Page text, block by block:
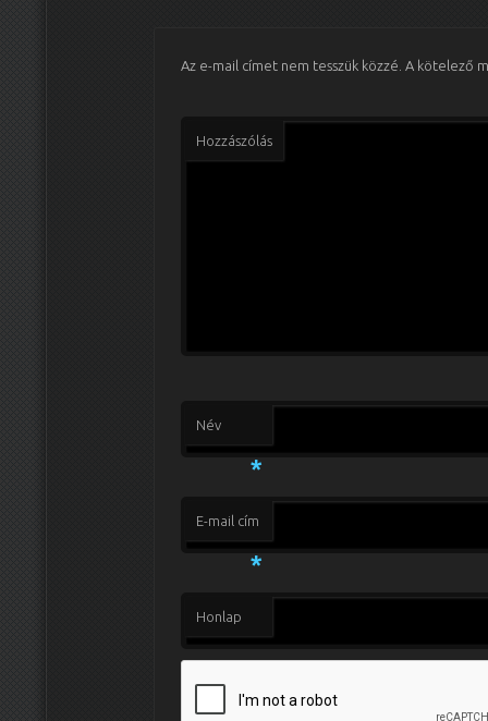
Az e-mail címet nem tesszük közzé. A kötelező
Hozzászólás
Név
*
E-mail cím
*
Honlap